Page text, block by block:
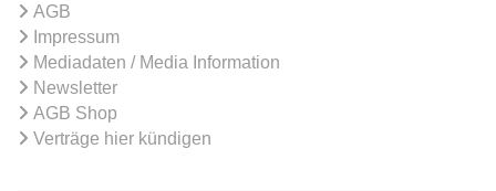
AGB
Impressum
Mediadaten / Media Information
Newsletter
AGB Shop
Verträge hier kündigen